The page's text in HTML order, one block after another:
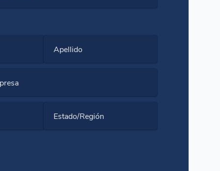
Apellido
Estado/Región